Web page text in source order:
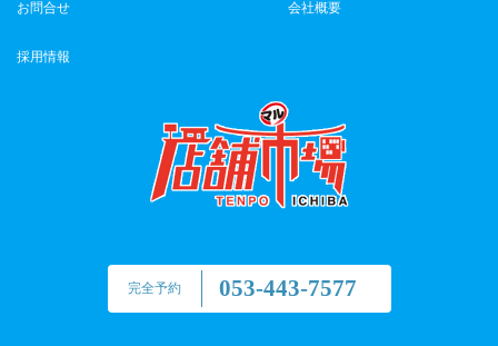
完全予約 053-443-7577
お問合せ 会社概要
採用情報